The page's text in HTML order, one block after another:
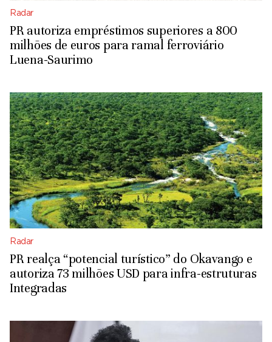
Radar
PR autoriza empréstimos superiores a 800
milhões de euros para ramal ferroviário
Luena-Saurimo
Radar
PR realça “potencial turístico” do Okavango e
autoriza 73 milhões USD para infra-estruturas
Integradas